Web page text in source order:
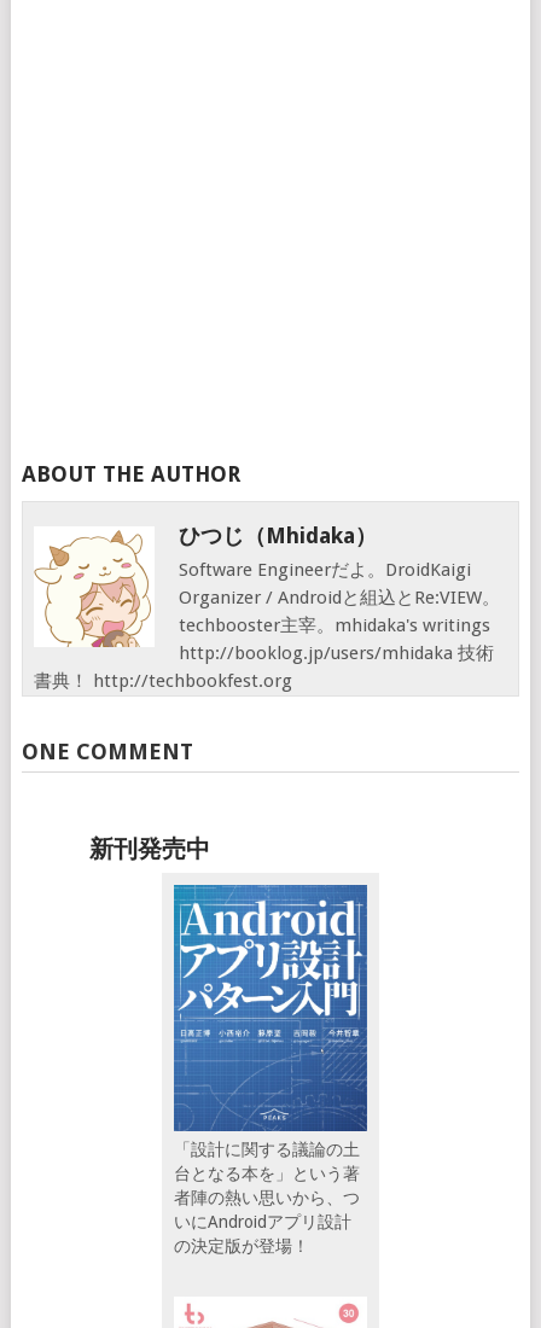
ABOUT THE AUTHOR
ひつじ（mhidaka）
Software Engineerだよ。DroidKaigi
Organizer / Androidと組込とRe:VIEW。
techbooster主宰。mhidaka's writings
http://booklog.jp/users/mhidaka 技術
書典！ http://techbookfest.org
ONE COMMENT
新刊発売中
「設計に関する議論の土
台となる本を」という著
者陣の熱い思いから、つ
いにAndroidアプリ設計
の決定版が登場！